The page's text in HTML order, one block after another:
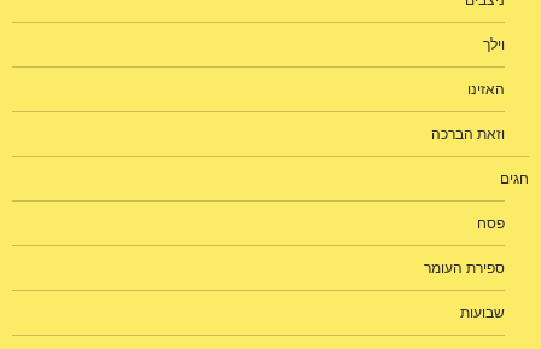
וילך
האזינו
וזאת הברכה
חגים
פסח
ספירת העומר
שבועות